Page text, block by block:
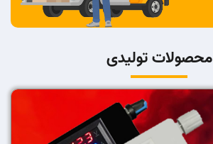
محصولات تولیدی